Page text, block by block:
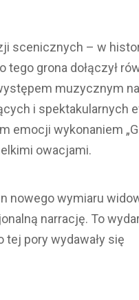
scenicznych – w
grona dołączył
muzycznym
i spektakularnych
emocji wykonaniem
owacjami.
nowego wymiaru
narrację. To
tej pory wydawały się